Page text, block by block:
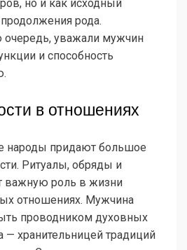
но и как исходный
рода.
уважали мужчин
и способность
в отношениях
народы придают большое
Ритуалы, обряды и
важную роль в жизни
отношениях. Мужчина
проводником духовных
— хранительницей традиций